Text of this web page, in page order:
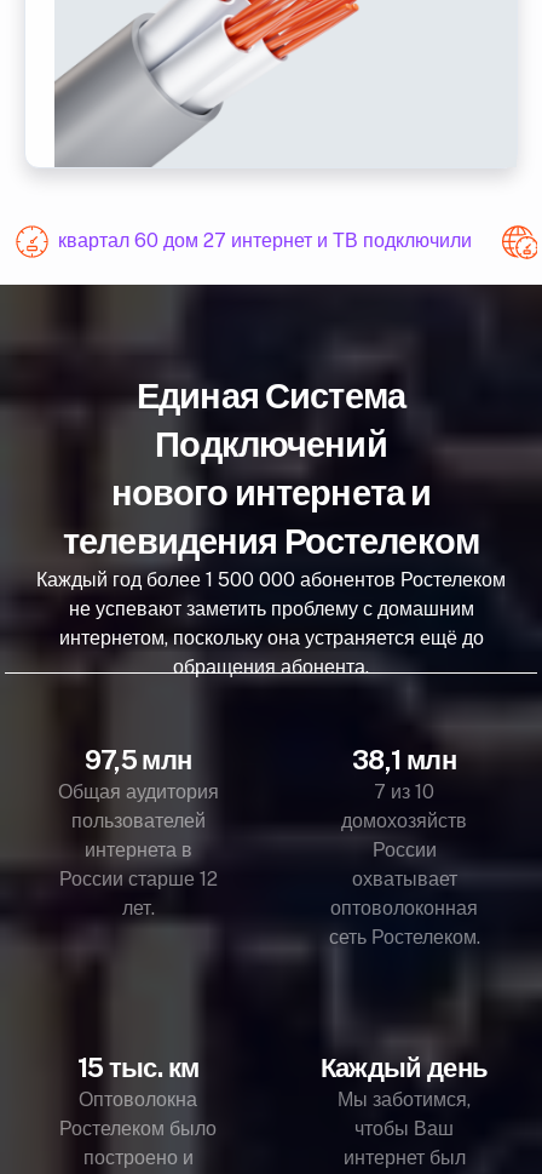
квартал 60 дом 27 интернет и ТВ подключили
Единая Система
Подключений
нового интернета и
телевидения Ростелеком
Каждый год более 1 500 000 абонентов Ростелеком
не успевают заметить проблему с домашним
интернетом, поскольку она устраняется ещё до
обращения абонента.
97,5 млн
Общая аудитория
пользователей
интернета в
России старше 12
лет.
38,1 млн
7 из 10
домохозяйств
России
охватывает
оптоволоконная
сеть Ростелеком.
15 тыс. км
Оптоволокна
Ростелеком было
построено и
Каждый день
Мы заботимся,
чтобы Ваш
интернет был